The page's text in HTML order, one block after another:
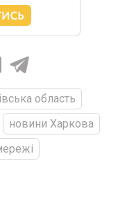
область
новини Харкова